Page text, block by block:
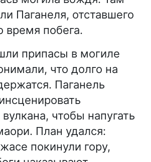
Паганеля, отставшего
время побега.
припасы в могиле
что долго на
Паганель
чтобы напугать
План удался:
покинули гору,